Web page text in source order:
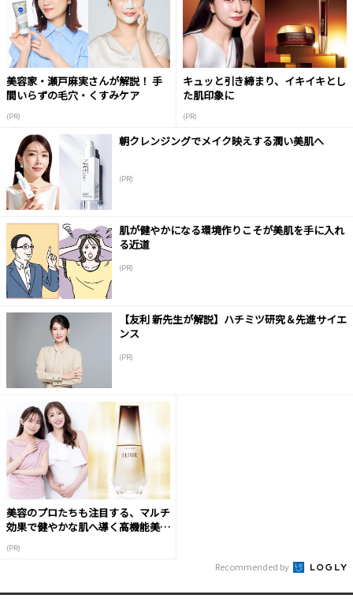
美容家・瀬戸麻実さんが解説！ 手
間いらずの毛穴・くすみケア
(PR)
キュッと引き締まり、イキイキとし
た肌印象に
(PR)
朝クレンジングでメイク映えする潤い美肌へ
(PR)
肌が健やかになる環境作りこそが美肌を手に入れ
る近道
(PR)
【友利 新先生が解説】ハチミツ研究＆先進サイエ
ンス
(PR)
美容のプロたちも注目する、マルチ
効果で健やかな肌へ導く高機能美容
(PR)
Recommended by